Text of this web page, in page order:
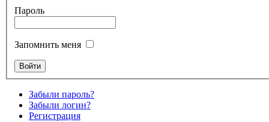
Пароль
Запомнить меня
Забыли пароль?
Забыли логин?
Регистрация